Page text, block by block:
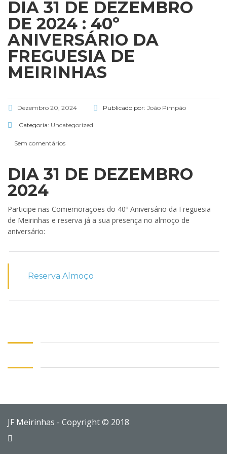
DIA 31 DE DEZEMBRO
DE 2024 : 40º
ANIVERSÁRIO DA
FREGUESIA DE
MEIRINHAS
Dezembro 20, 2024 Publicado por: João Pimpão
Categoria: Uncategorized
Sem comentários
DIA 31 DE DEZEMBRO
2024
Participe nas Comemorações do 40º Aniversário da Freguesia
de Meirinhas e reserva já a sua presença no almoço de
aniversário:
Reserva Almoço
JF Meirinhas - Copyright © 2018